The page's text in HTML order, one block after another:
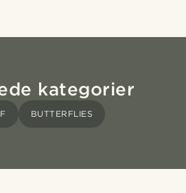
kategorier
BUTTERFLIES